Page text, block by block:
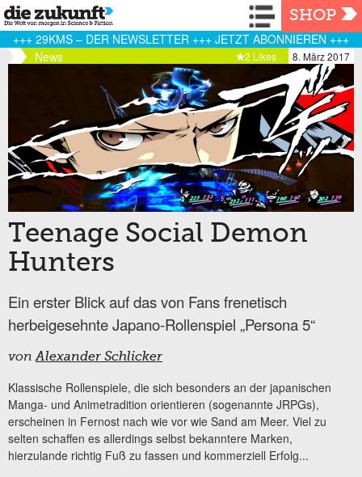
Navigation
SHOP
+++ 29KMS – DER NEWSLETTER +++ JETZT ABONNIEREN +++
News
8. März 2017
2 Likes
Teenage Social Demon
Hunters
Ein erster Blick auf das von Fans frenetisch
herbeigesehnte Japano-Rollenspiel „Persona 5“
vonAlexander Schlicker
Klassische Rollenspiele, die sich besonders an der japanischen
Manga- und Animetradition orientieren (sogenannte JRPGs),
erscheinen in Fernost nach wie vor wie Sand am Meer. Viel zu
selten schaffen es allerdings selbst bekanntere Marken,
hierzulande richtig Fuß zu fassen und kommerziell Erfolg...